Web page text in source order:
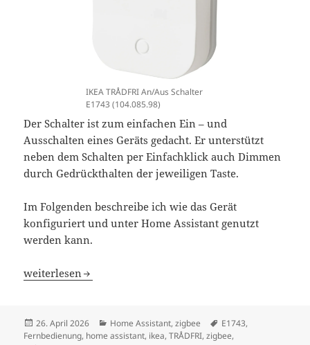
IKEA TRÅDFRI An/Aus Schalter
E1743 (104.085.98)
Der Schalter ist zum einfachen Ein – und
Ausschalten eines Geräts gedacht. Er unterstützt
neben dem Schalten per Einfachklick auch Dimmen
durch Gedrückthalten der jeweiligen Taste.
Im Folgenden beschreibe ich wie das Gerät
konfiguriert und unter Home Assistant genutzt
werden kann.
Home Assistant IKEA TRÅDFRI An/Aus Schalter E1743
weiterlesen
Veröffentlicht
am
26. April 2026 Kategorien
Home Assistant,zigbee Schlagwörter
E1743,
Fernbedienung, home assistant, ikea,TRÅDFRI,zigbee,